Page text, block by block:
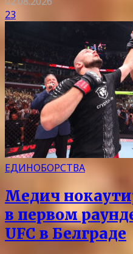
23
ЕДИНОБОРСТВА
Медич
в первом
UFC в Белграде